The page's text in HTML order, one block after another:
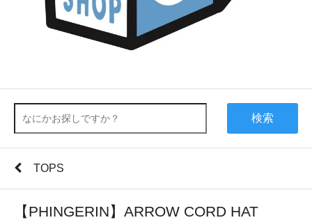
検索
TOPS
【PHINGERIN】ARROW CORD HAT